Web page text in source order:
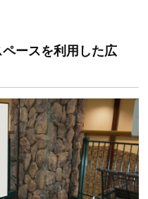
ースを利用した広